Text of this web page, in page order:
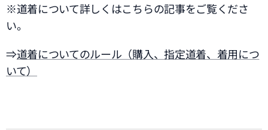
※道着について詳しくはこちらの記事をご覧くださ
い。
⇒道着についてのルール（購入、指定道着、着用につ
いて）